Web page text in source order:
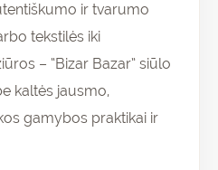
ir tvarumo
tekstilės iki
– “Bizar Bazar” siūlo
kaltės jausmo,
gamybos praktikai ir